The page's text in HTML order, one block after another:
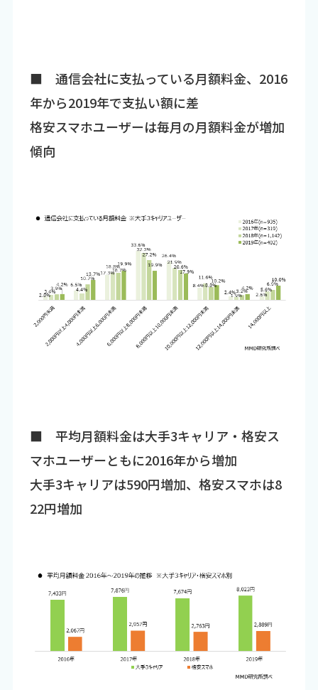
■ 通信会社に支払っている月額料金、2016
年から2019年で支払い額に差
格安スマホユーザーは毎月の月額料金が増加
傾向
■ 平均月額料金は大手3キャリア・格安ス
マホユーザーともに2016年から増加
大手3キャリアは590円増加、格安スマホは8
22円増加